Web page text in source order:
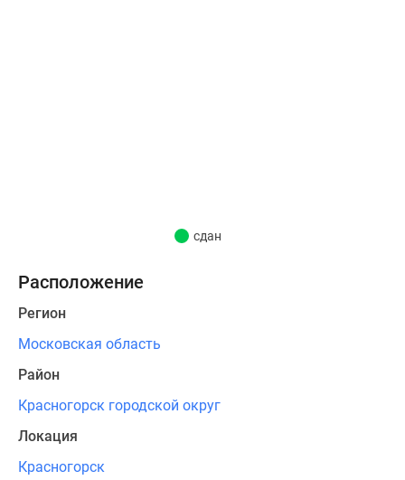
и
Высота
новостроек
до
этажей.
здания
сдан
Расположение
Регион
Московская область
Район
Красногорск городской округ
Локация
Красногорск